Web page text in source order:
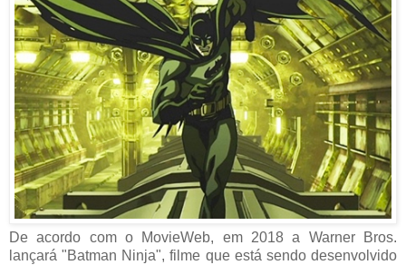
De acordo com o MovieWeb, em 2018 a Warner Bros.
lançará "Batman Ninja", filme que está sendo desenvolvido